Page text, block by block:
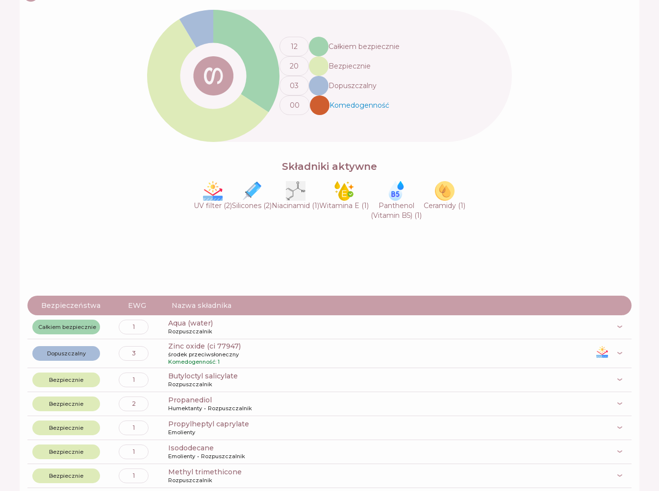
12 Całkiem bezpiecznie
20 Bezpiecznie
03 Dopuszczalny
00 Komedogenność
Składniki aktywne
UV filter (2)Silicones (2)Niacinamid (1)Witamina E (1)
Panthenol
(Vitamin B5) (1)
Ceramidy (1)
Bezpieczeństwa EWG Nazwa składnika
Całkiem bezpiecznie 1 aqua (water)
Rozpuszczalnik
Dopuszczalny 3
zinc oxide (ci 77947)
środek przeciwsłoneczny
Komedogenność: 1
Bezpiecznie 1 butyloctyl salicylate
Rozpuszczalnik
Bezpiecznie 2 propanediol
Humektanty Rozpuszczalnik
Bezpiecznie 1 propylheptyl caprylate
Emolienty
Bezpiecznie 1 isododecane
Emolienty Rozpuszczalnik
Bezpiecznie 1 methyl trimethicone
Rozpuszczalnik